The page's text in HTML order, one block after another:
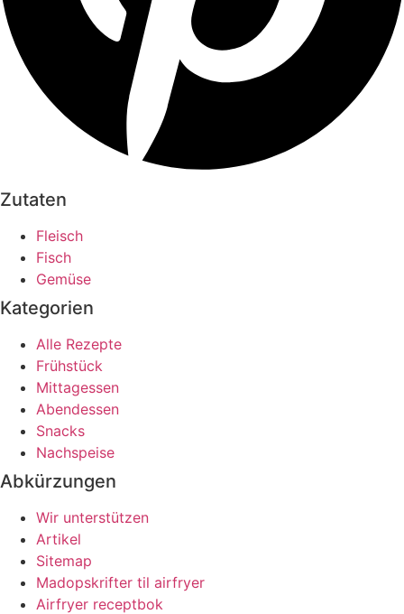
Zutaten
Fleisch
Fisch
Gemüse
Kategorien
Alle Rezepte
Frühstück
Mittagessen
Abendessen
Snacks
Nachspeise
Abkürzungen
Wir unterstützen
Artikel
Sitemap
Madopskrifter til airfryer
Airfryer receptbok